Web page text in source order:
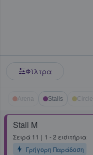
Φίλτρα
Arena Stalls Circle
Stall M
Σειρά 11
1 - 2 εισιτήρια
Γρήγορη Παράδοση